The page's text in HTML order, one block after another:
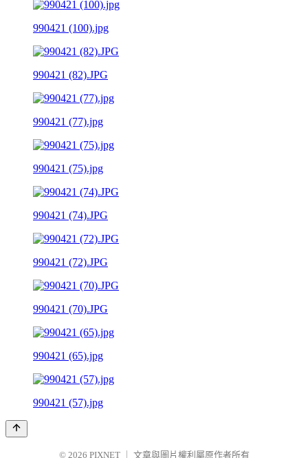
990421 (100).jpg
990421 (82).JPG
990421 (77).jpg
990421 (75).jpg
990421 (74).JPG
990421 (72).JPG
990421 (70).JPG
990421 (65).jpg
990421 (57).jpg
© 2026 PIXNET 文章與圖片權利屬原作者所有